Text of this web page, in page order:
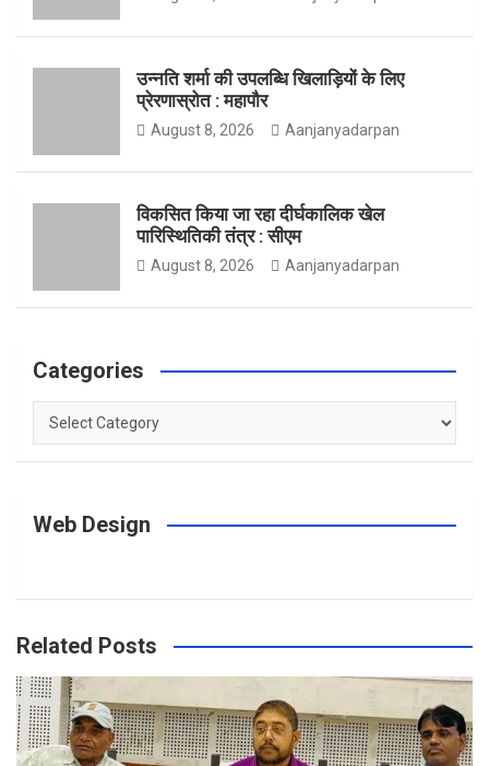
m
उन्नति शर्मा की उपलब्धि खिलाड़ियों के लिए
प्रेरणास्रोत : महापौर
August 8, 2026 Aanjanyadarpan
विकसित किया जा रहा दीर्घकालिक खेल
पारिस्थितिकी तंत्र : सीएम
August 8, 2026 Aanjanyadarpan
Categories
Categories
Web Design
Related Posts